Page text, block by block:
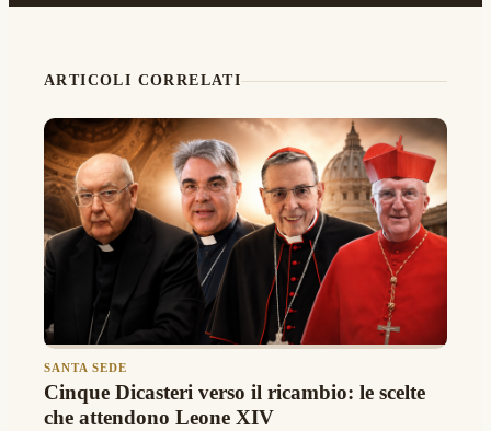
ARTICOLI CORRELATI
SANTA SEDE
Cinque Dicasteri verso il ricambio: le scelte
che attendono Leone XIV